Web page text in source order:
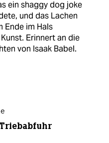
ein shaggy dog joke
und das Lachen
Ende im Hals
Erinnert an die
von Isaak Babel.